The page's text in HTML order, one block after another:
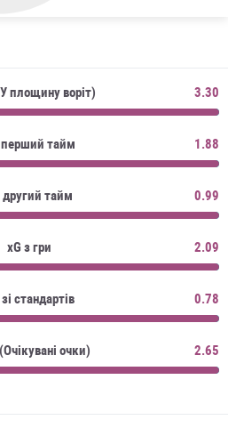
площину воріт) 3.30
перший тайм 1.88
другий тайм 0.99
xG з гри 2.09
стандартів 0.78
очки) 2.65